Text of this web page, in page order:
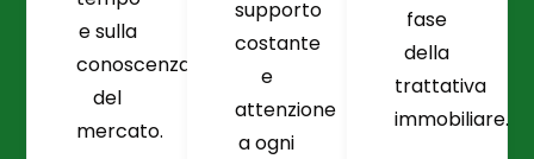
e sulla
conoscenza
del
mercato.
supporto
costante
e
attenzione
a ogni
fase
della
trattativa
immobiliare.